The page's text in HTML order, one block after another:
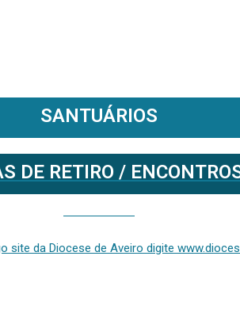
SANTUÁRIOS
DE RETIRO /
site da Diocese de Aveiro digite